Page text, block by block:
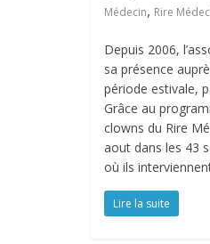
Médecin, Rire
Depuis 2006,
sa présence
période estivale,
Grâce au
clowns du Rire
aout dans les 43
où ils
Lire la suite